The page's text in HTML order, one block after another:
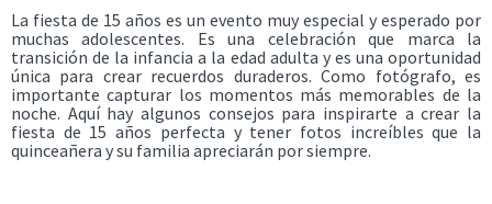
La fiesta de 15 años es un evento muy especial y esperado por
muchas adolescentes. Es una celebración que marca la
transición de la infancia a la edad adulta y es una oportunidad
única para crear recuerdos duraderos. Como fotógrafo, es
importante capturar los momentos más memorables de la
noche. Aquí hay algunos consejos para inspirarte a crear la
fiesta de 15 años perfecta y tener fotos increíbles que la
quinceañera y su familia apreciarán por siempre.